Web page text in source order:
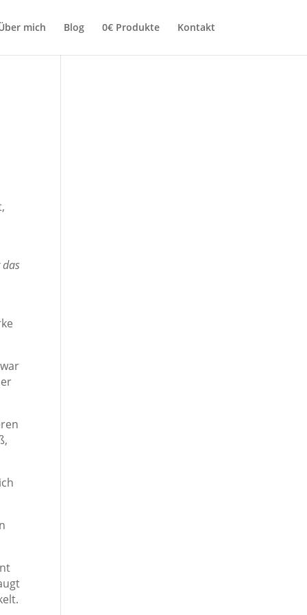
mich Blog 0€ Produkte Kontakt